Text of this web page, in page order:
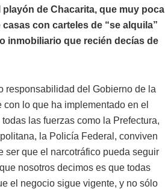
de Chacarita, que muy poca
con carteles de “se alquila”
inmobiliario que recién decías de
responsabilidad del Gobierno de la
lo que ha implementado en el
las fuerzas como la Prefectura,
la Policía Federal, conviven
ser que el narcotráfico pueda seguir
nosotros decimos es que todas
el negocio sigue vigente, y no sólo